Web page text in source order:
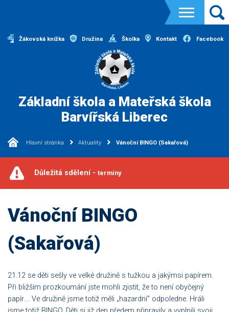
Žákovská knížka Družina Školka Kontakt Facebook
Základní škola a Mateřská škola
Barvířská Liberec
Hlavní stránka Aktuality Vánoční BINGO (Sakařová)
Důležitá sdělení - termíny
Vánoční BINGO
(Sakařová)
21.12 se děti sešly ve velké družině s tužkou a jakýmsi papírem.
Při bližším prozkoumání jste mohli zjistit, že to není obyčejný
papír…. Ve družině jsme totiž měli „hazardní“ odpoledne. Hráli